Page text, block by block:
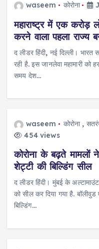
waseem कोरोना
महाराष्ट्र में एक करोड़
करने वाला पहला राज्य
द लीडर हिंदी, नई दिल्ली। भारत
रही है. इस जानलेवा महामारी को
समय देश…
waseem कोरोना,
454 views
कोरोना के बढ़ते मामलों
शेट्टी की बिल्डिंग सील
द लीडर हिंदी। मुंबई के
को सील कर दिया गया है.
बिल्डिंग…